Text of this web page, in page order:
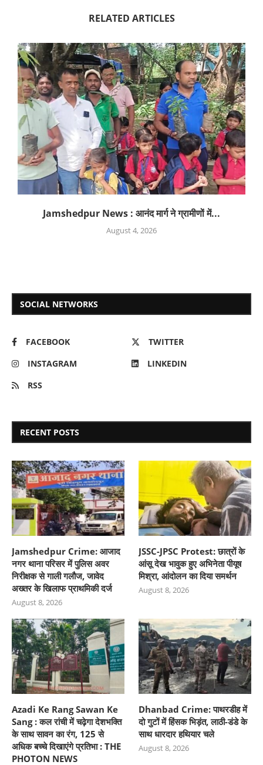
RELATED ARTICLES
Jamshedpur News : आनंद मार्ग ने ग्रामीणों में...
August 4, 2026
SOCIAL NETWORKS
FACEBOOK
TWITTER
INSTAGRAM
LINKEDIN
RSS
RECENT POSTS
Jamshedpur Crime: आजाद
नगर थाना परिसर में पुलिस अवर
निरीक्षक से गाली गलौज, जावेद
अख्तर के खिलाफ प्राथमिकी दर्ज
August 8, 2026
JSSC-JPSC Protest: छात्रों के
आंसू देख भावुक हुए अभिनेता पीयूष
मिश्रा, आंदोलन का दिया समर्थन
August 8, 2026
Azadi Ke Rang Sawan Ke
Sang : कल रांची में चढ़ेगा देशभक्ति
के साथ सावन का रंग, 125 से
अधिक बच्चे दिखाएंगे प्रतिभा : THE
PHOTON NEWS
Dhanbad Crime: पाथरडीह में
दो गुटों में हिंसक भिड़ंत, लाठी-डंडे के
साथ धारदार हथियार चले
August 8, 2026